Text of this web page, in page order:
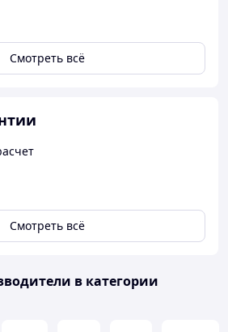
Смотреть всё
Смотреть всё
в категории